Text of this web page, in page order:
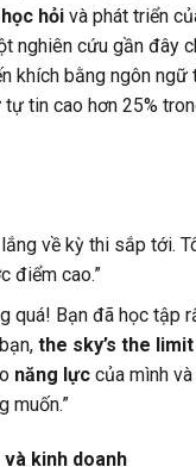
hỏi và phát triển
nghiên cứu gần đây
khích bằng ngôn ngữ
tin cao hơn 25%
về kỳ thi sắp tới.
điểm cao.”
quá! Bạn đã học tập
the sky’s the limit
năng lựccủa mình
muốn.”
kinh doanh